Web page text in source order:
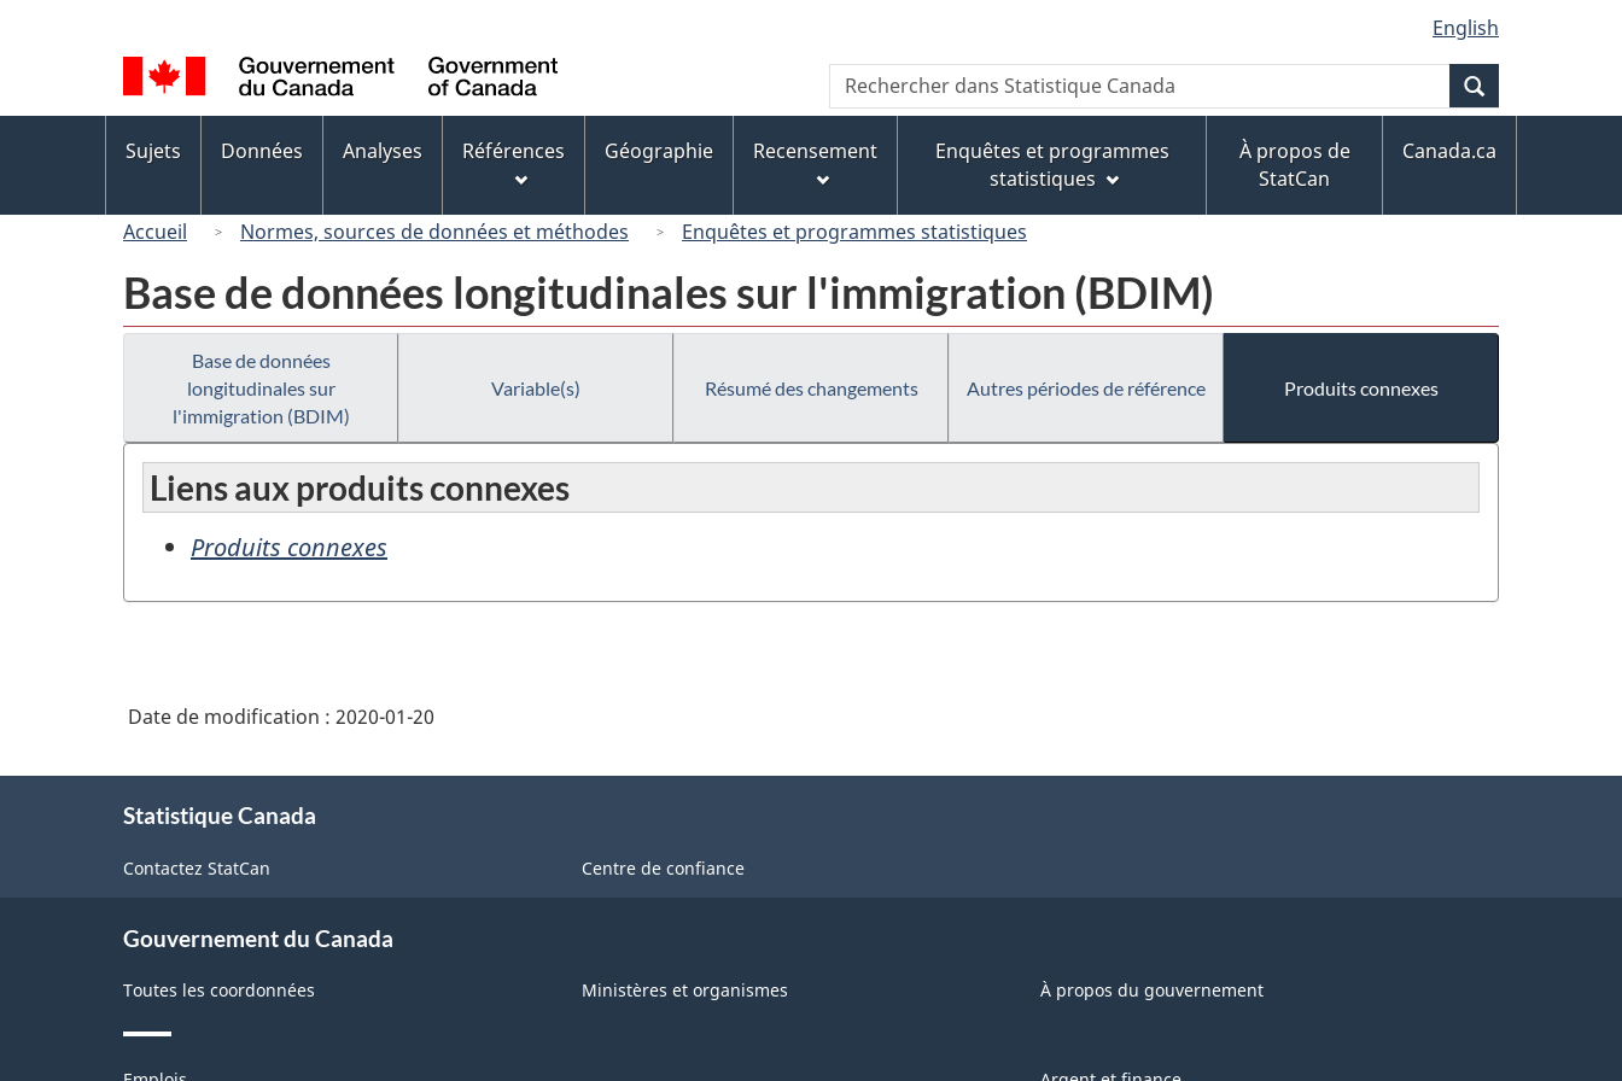
au
contenu
principal
« À
propos
de
ce
version
HTML
simplifiée
de
la
langue
English
Canada
Recherche
Rechercher
dans
Canada
des
Sujets Données Analyses Références Géographie Recensement
Enquêtes et programmes
statistiques
À propos de
StatCan
Canada.ca
Accueil Normes, sources de données et méthodes Enquêtes et programmes statistiques
Base de données longitudinales sur l'immigration (BDIM)
Base de données
longitudinales sur
l'immigration (BDIM)
Variable(s) Résumé des changements Autres périodes de référence Produits connexes
Liens aux produits connexes
Produits connexes
Date de modification : 2020-01-20
Statistique Canada
Contactez StatCan Centre de confiance
Gouvernement du Canada
Toutes les coordonnées Ministères et organismes À propos du gouvernement
Thèmes